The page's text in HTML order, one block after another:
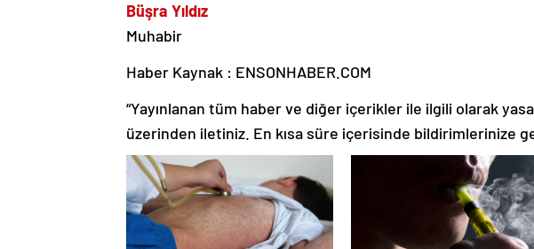
Büşra Yıldız
Muhabir
Haber Kaynak : ENSONHABER.COM
“Yayınlanan tüm haber ve diğer içerikler ile ilgili olarak
üzerinden iletiniz. En kısa süre içerisinde bildirimlerinize